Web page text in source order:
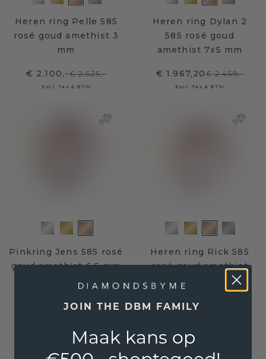
Heren ring Pelle 585
rosé goud amethist 3
mm
€ 2.100,-€ 2.625,-
Excl. Tax & BTW
Heren ring Dylan 2
585 rosé goud
amethist 7x5 mm
€ 1.967,20€ 2.459,-
Excl. Tax & BTW
Pinkring Jens 585 rosé
goud amethist 6.5 mm
€ 1.452,- € 1.815,-
Heren ring Rick 585
rosé goud amethist
7x5 mm
€ 1.188,-
Een uniek sieraad voor ieder budget
JOIN THE DBM FAMILY
Maak kans op